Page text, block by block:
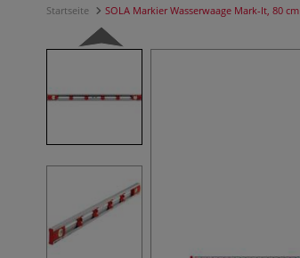
Startseite SOLA Markier Wasserwaage Mark-It, 80 cm